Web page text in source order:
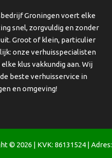
Groningen voert elke
snel, zorgvuldig en zonder
Groot of klein, particulier
onze verhuisspecialisten
klus vakkundig aan. Wij
beste verhuisservice in
en omgeving!
© 2026 | KVK: 86131524 | Adres: